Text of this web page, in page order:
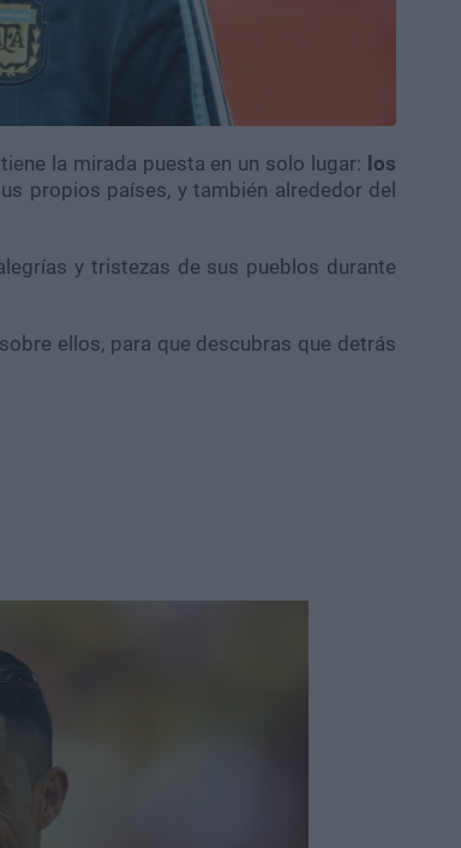
la mirada puesta en un solo lugar: los
propios países, y también alrededor del
y tristezas de sus pueblos durante
ellos, para que descubras que detrás